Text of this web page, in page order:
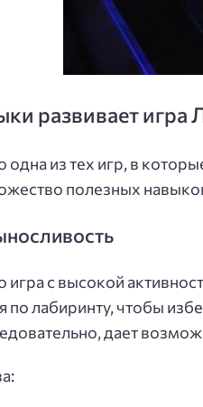
развивает игра
одна из тех игр, в
полезных
игра с высокой
по лабиринту, чтобы
дает